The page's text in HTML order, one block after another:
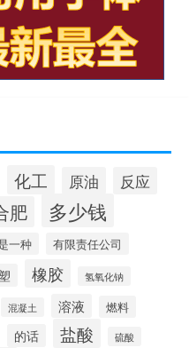
化工 原油 反应
肥 多少钱
一种 有限责任公司
橡胶 氢氧化钠
混凝土 溶液 燃料
的话 盐酸 硫酸